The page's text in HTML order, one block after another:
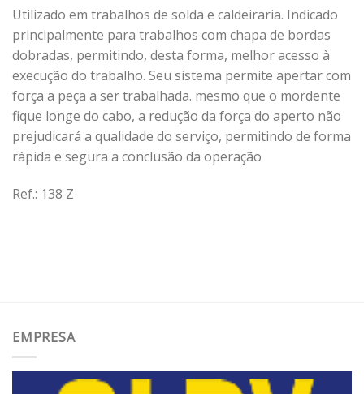
Utilizado em trabalhos de solda e caldeiraria. Indicado
principalmente para trabalhos com chapa de bordas
dobradas, permitindo, desta forma, melhor acesso à
execução do trabalho. Seu sistema permite apertar com
força a peça a ser trabalhada. mesmo que o mordente
fique longe do cabo, a redução da força do aperto não
prejudicará a qualidade do serviço, permitindo de forma
rápida e segura a conclusão da operação
Ref.: 138 Z
EMPRESA